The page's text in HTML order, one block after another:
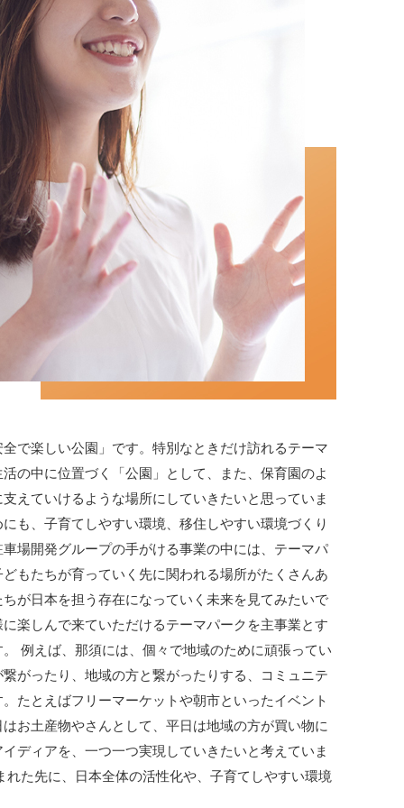
で楽しい公園」です。特別なときだけ訪れるテーマ
の中に位置づく「公園」として、また、保育園のよ
えていけるような場所にしていきたいと思っていま
も、子育てしやすい環境、移住しやすい環境づくり
場開発グループの手がける事業の中には、テーマパ
もたちが育っていく先に関われる場所がたくさんあ
が日本を担う存在になっていく未来を見てみたいで
楽しんで来ていただけるテーマパークを主事業とす
例えば、那須には、個々で地域のために頑張ってい
がったり、地域の方と繋がったりする、コミュニテ
たとえばフリーマーケットや朝市といったイベント
お土産物やさんとして、平日は地域の方が買い物に
ディアを、一つ一つ実現していきたいと考えていま
た先に、日本全体の活性化や、子育てしやすい環境